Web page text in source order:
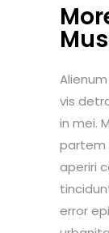
vis
in mei.
partem
aperiri
error